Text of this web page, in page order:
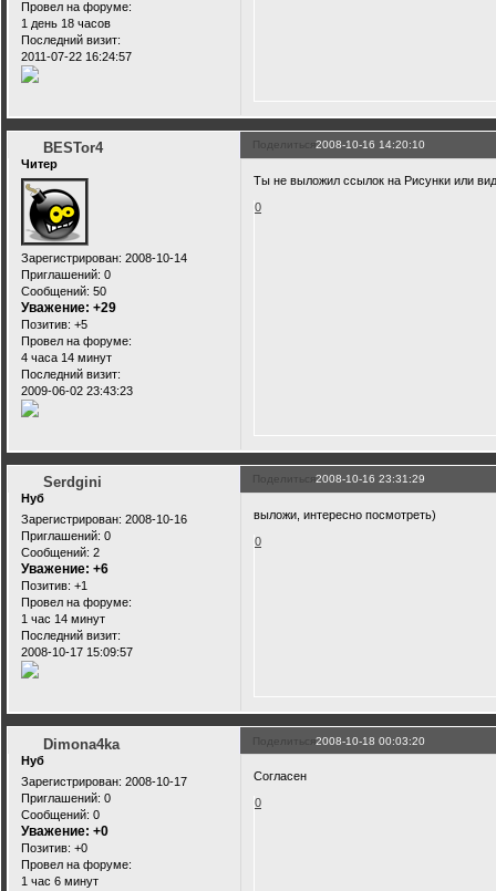
Провел на форуме:
1 день 18 часов
Последний визит:
2011-07-22 16:24:57
Поделиться2008-10-16 14:20:10
BESTor4
Читер
Зарегистрирован: 2008-10-14
Приглашений: 0
Сообщений: 50
Уважение: +29
Позитив: +5
Провел на форуме:
4 часа 14 минут
Последний визит:
2009-06-02 23:43:23
Ты не выложил ссылок на Рисунки или
0
Поделиться2008-10-16 23:31:29
Serdgini
Нуб
Зарегистрирован: 2008-10-16
Приглашений: 0
Сообщений: 2
Уважение: +6
Позитив: +1
Провел на форуме:
1 час 14 минут
Последний визит:
2008-10-17 15:09:57
выложи, интересно посмотреть)
0
Поделиться2008-10-18 00:03:20
Dimona4ka
Нуб
Зарегистрирован: 2008-10-17
Приглашений: 0
Сообщений: 0
Уважение: +0
Позитив: +0
Провел на форуме:
1 час 6 минут
Согласен
0